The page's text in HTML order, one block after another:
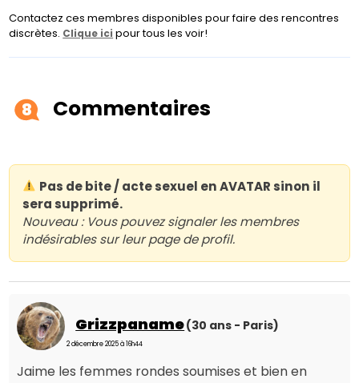
Contactez ces membres disponibles pour faire des rencontres
discrètes. Clique ici pour tous les voir!
8 Commentaires
Pas de bite / acte sexuel en AVATAR sinon il
sera supprimé.
Nouveau : Vous pouvez signaler les membres
indésirables sur leur page de profil.
Grizzpaname(30 ans - Paris)
2 décembre 2025 à 16h44
Jaime les femmes rondes soumises et bien en